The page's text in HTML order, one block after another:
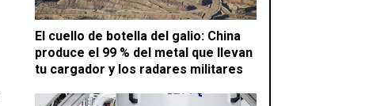
El cuello de botella del galio: China
produce el 99 % del metal que llevan
tu cargador y los radares militares